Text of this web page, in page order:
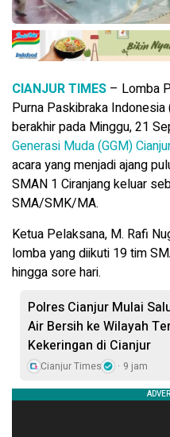
CIANJUR TIMES – Lomba
Purna Paskibraka
berakhir pada Minggu, 21
Generasi Muda (GGM)
acara yang menjadi ajang
SMAN 1 Ciranjang keluar
SMA/SMK/MA.
Ketua Pelaksana, M. Rafi
lomba yang diikuti 19 tim
hingga sore hari.
Polres Cianjur Mulai
Air Bersih ke Wilayah
Kekeringan di Cianjur
Cianjur Times 9 jam